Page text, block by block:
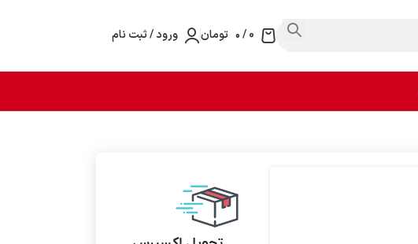
0
/۰ تومان ورود / ثبت نام